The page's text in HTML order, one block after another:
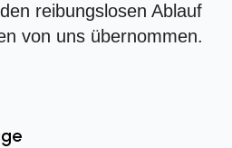
reibungslosen Ablauf
von uns übernommen.